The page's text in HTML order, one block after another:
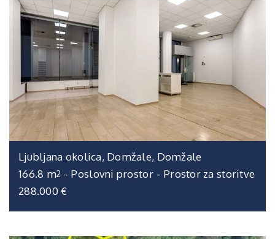
Ljubljana okolica, Domžale, Domžale
166.8 m2 - Poslovni prostor - Prostor za storitve
288.000 €